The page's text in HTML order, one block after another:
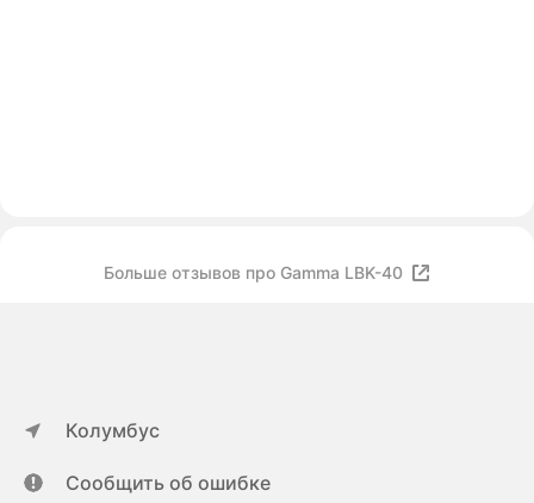
Больше отзывов про Gamma LBK-40
Колумбус
Сообщить об ошибке